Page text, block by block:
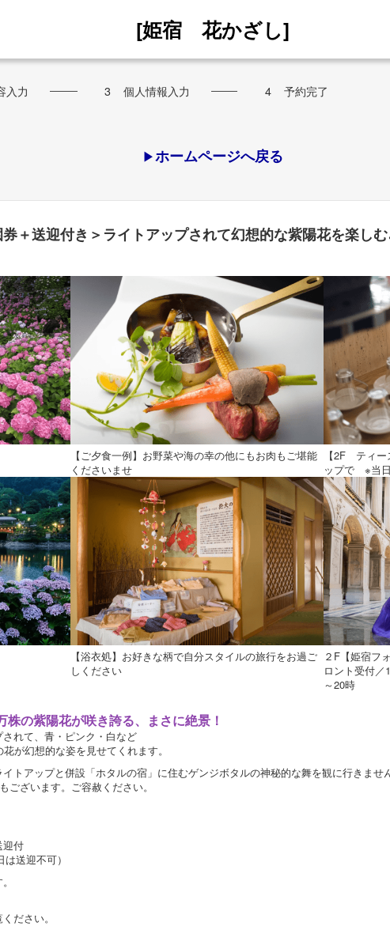
[姫宿 花かざし]
入力 3 個人情報入力 4 予約完了
▶ホームページへ戻る
＋送迎付き＞ライトアップされて幻想的な紫陽花を楽し
【ご夕食一例】お野菜や海の幸の他にもお肉もご堪能
くださいませ
【2F ティー
ップで ※当
【浴衣処】お好きな柄で自分スタイルの旅行をお過ご
しください
２F【姫宿フ
ロント受付
～20時
株の紫陽花が咲き誇る、まさに絶景！
れて、青・ピンク・白など
が幻想的な姿を見せてくれます。
イトアップと併設「ホタルの宿」に住むゲンジボタルの神秘的な舞を観に行きませ
ざいます。ご容赦ください。
迎付
送迎不可）
ださい。